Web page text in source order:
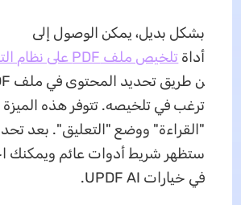
بشكل بديل، يمكن الوصول إلى
أداة تلخيص ملف PDF على نظام التشغيل Mac
ترغب في تلخيصه. تتوفر هذه
"القراءة" ووضع "التعليق". بعد
ستظهر شريط أدوات عائم ويمكنك
في خيارات UPDF AI.